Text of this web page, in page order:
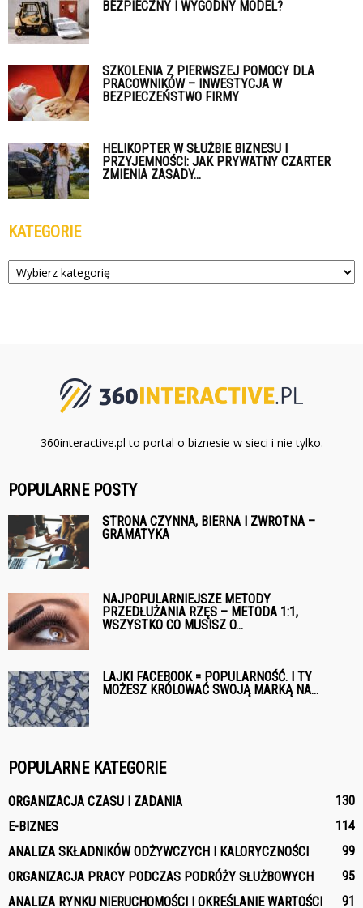
BEZPIECZNY I WYGODNY MODEL?
SZKOLENIA Z PIERWSZEJ POMOCY DLA
PRACOWNIKÓW – INWESTYCJA W
BEZPIECZEŃSTWO FIRMY
HELIKOPTER W SŁUŻBIE BIZNESU I
PRZYJEMNOŚCI: JAK PRYWATNY CZARTER
ZMIENIA ZASADY...
KATEGORIE
Kategorie
360interactive.pl to portal o biznesie w sieci i nie tylko.
POPULARNE POSTY
STRONA CZYNNA, BIERNA I ZWROTNA –
GRAMATYKA
NAJPOPULARNIEJSZE METODY
PRZEDŁUŻANIA RZĘS – METODA 1:1,
WSZYSTKO CO MUSISZ O...
LAJKI FACEBOOK = POPULARNOŚĆ. I TY
MOŻESZ KRÓLOWAĆ SWOJĄ MARKĄ NA...
POPULARNE KATEGORIE
ORGANIZACJA CZASU I ZADANIA
130
E-BIZNES
114
ANALIZA SKŁADNIKÓW ODŻYWCZYCH I KALORYCZNOŚCI
99
ORGANIZACJA PRACY PODCZAS PODRÓŻY SŁUŻBOWYCH
95
ANALIZA RYNKU NIERUCHOMOŚCI I OKREŚLANIE WARTOŚCI
91